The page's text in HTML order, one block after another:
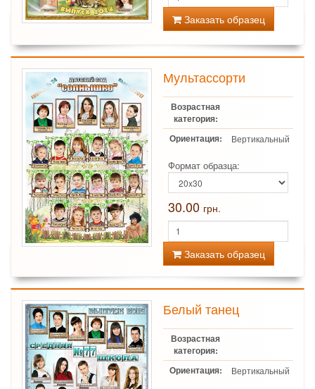
Заказать образец
Мультассорти
Возрастная
категория:
Ориентация:
Вертикальный
Формат образца:
30.00 грн.
Заказать образец
Белый танец
Возрастная
категория:
Ориентация:
Вертикальный